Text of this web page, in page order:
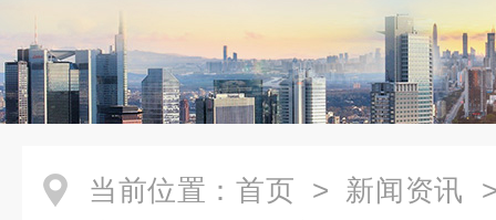
当前位置： 首页 > 新闻资讯